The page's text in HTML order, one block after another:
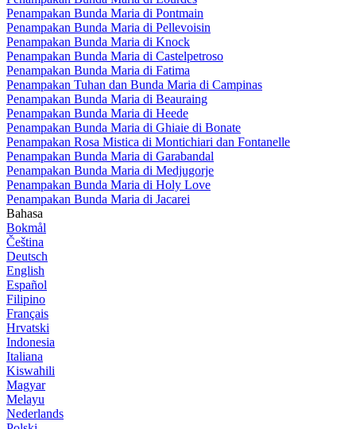
Penampakan Bunda Maria di Pontmain
Penampakan Bunda Maria di Pellevoisin
Penampakan Bunda Maria di Knock
Penampakan Bunda Maria di Castelpetroso
Penampakan Bunda Maria di Fatima
Penampakan Tuhan dan Bunda Maria di Campinas
Penampakan Bunda Maria di Beauraing
Penampakan Bunda Maria di Heede
Penampakan Bunda Maria di Ghiaie di Bonate
Penampakan Rosa Mistica di Montichiari dan Fontanelle
Penampakan Bunda Maria di Garabandal
Penampakan Bunda Maria di Medjugorje
Penampakan Bunda Maria di Holy Love
Penampakan Bunda Maria di Jacarei
Bahasa
Bokmål
Čeština
Deutsch
English
Español
Filipino
Français
Hrvatski
Indonesia
Italiana
Kiswahili
Magyar
Melayu
Nederlands